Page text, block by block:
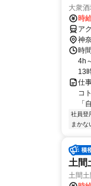
大衆
時
ア
神
時
4h
13
仕
コ
「
社員登
まかな
土間
土間